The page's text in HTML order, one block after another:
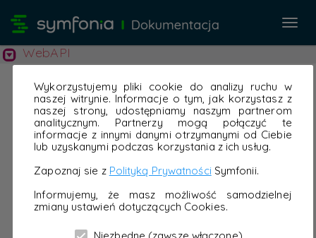
Wykorzystujemy pliki cookie do analizy ruchu w
naszej witrynie. Informacje o tym, jak korzystasz z
naszej strony, udostępniamy naszym partnerom
analitycznym. Partnerzy mogą połączyć te
informacje z innymi danymi otrzymanymi od Ciebie
lub uzyskanymi podczas korzystania z ich usług.
Zapoznaj sie z Polityką Prywatności Symfonii.
Informujemy, że masz możliwość samodzielnej
zmiany ustawień dotyczących Cookies.
WebAPI